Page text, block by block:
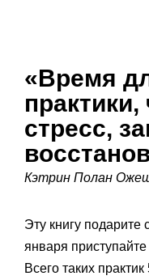
«Время
стресс,
Кэтрин Полан
Эту книгу
января
Всего таких